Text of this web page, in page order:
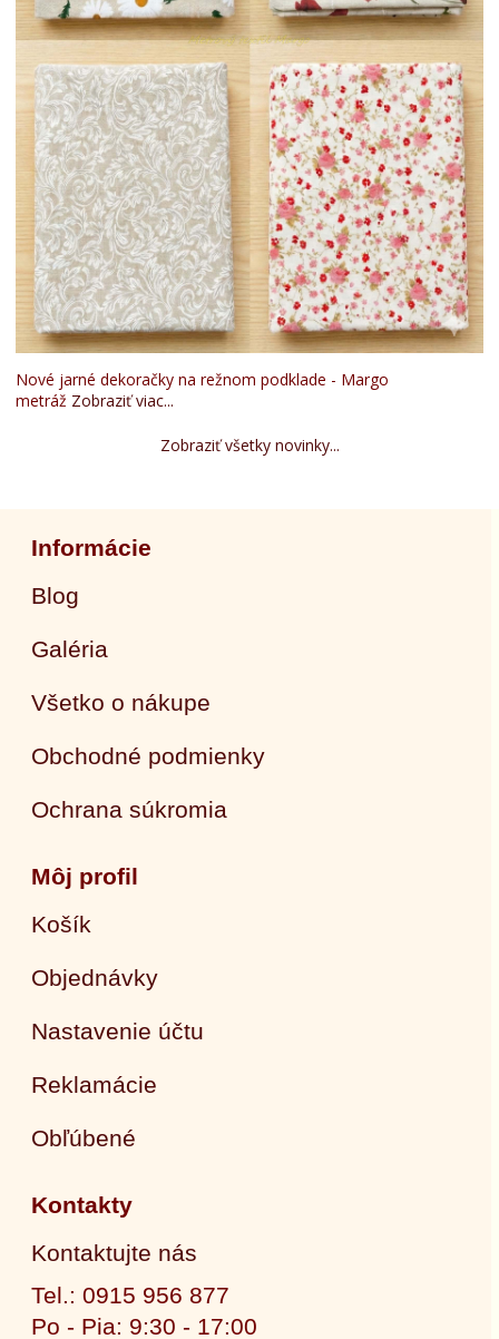
Nové jarné dekoračky na režnom podklade - Margo
metráž Zobraziť viac...
Zobraziť všetky novinky...
Informácie
Blog
Galéria
Všetko o nákupe
Obchodné podmienky
Ochrana súkromia
Môj profil
Košík
Objednávky
Nastavenie účtu
Reklamácie
Obľúbené
Kontakty
Kontaktujte nás
Tel.: 0915 956 877
Po - Pia: 9:30 - 17:00